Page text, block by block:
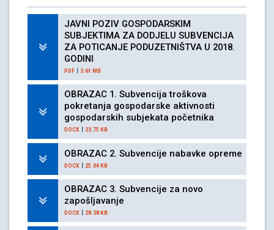
JAVNI POZIV GOSPODARSKIM
SUBJEKTIMA ZA DODJELU SUBVENCIJA
ZA POTICANJE PODUZETNIŠTVA U 2018.
GODINI
PDF | 3.61 MB
OBRAZAC 1. Subvencija troškova
pokretanja gospodarske aktivnosti
gospodarskih subjekata početnika
DOCX | 23.75 KB
OBRAZAC 2. Subvencije nabavke opreme
DOCX | 25.04 KB
OBRAZAC 3. Subvencije za novo
zapošljavanje
DOCX | 28.38 KB